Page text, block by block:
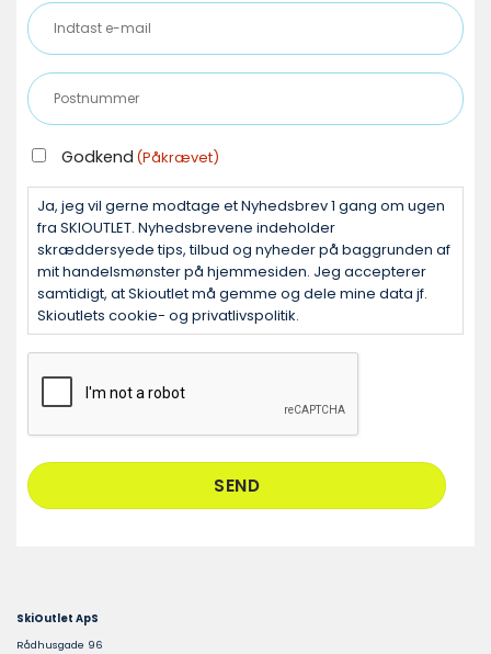
Indtast
e-
mail
(Påkrævet)
Postnummer
(Påkrævet)
GODKEND
(PÅKRÆVET)
Godkend (Påkrævet)
Ja, jeg vil gerne modtage et Nyhedsbrev 1 gang om ugen
fra SKIOUTLET. Nyhedsbrevene indeholder
skræddersyede tips, tilbud og nyheder på baggrunden af
mit handelsmønster på hjemmesiden. Jeg accepterer
samtidigt, at Skioutlet må gemme og dele mine data jf.
Skioutlets cookie- og privatlivspolitik.
SkiOutlet ApS
Rådhusgade 96